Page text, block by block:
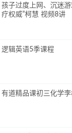
孩子过度上网、沉迷
疗权威”柯慧 视频8讲
逻辑英语5季课程
有道精品课初三化学